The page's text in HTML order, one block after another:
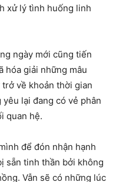
xử lý tình huống linh
ngày mới cũng tiến
hóa giải những mâu
về khoản thời gian
lại đang có vẻ phân
quan hệ.
để đón nhận hạnh
sẵn tinh thần bởi không
Vẫn sẽ có những lúc